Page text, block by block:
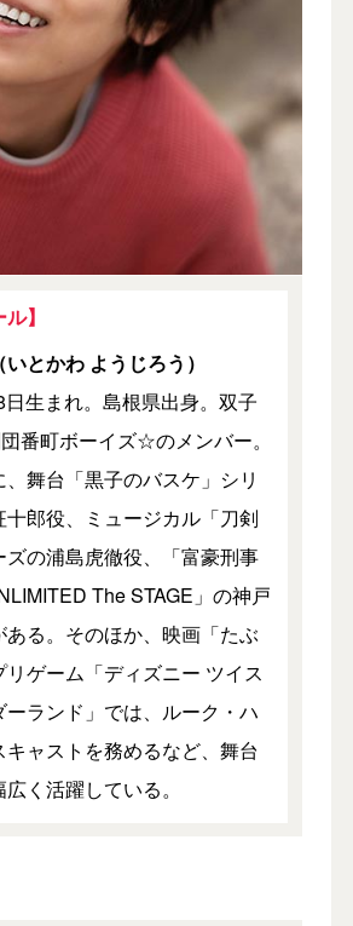
ル】
とかわ ようじろう）
生まれ。島根県出身。双子
番町ボーイズ☆のメンバー。
舞台「黒子のバスケ」シリ
十郎役、ミュージカル「刀剣
の浦島虎徹役、「富豪刑事
The STAGE」の神戸
ある。そのほか、映画「たぶ
リゲーム「ディズニー ツイス
ーランド」では、ルーク・ハ
キャストを務めるなど、舞台
く活躍している。